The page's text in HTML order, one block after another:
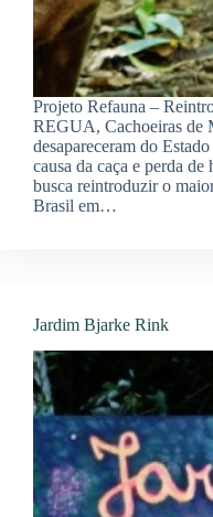
Projeto Refauna –
REGUA, Cachoeiras de
desapareceram do
causa da caça e perda
busca reintroduzir o
Brasil em…
Jardim Bjarke Rink